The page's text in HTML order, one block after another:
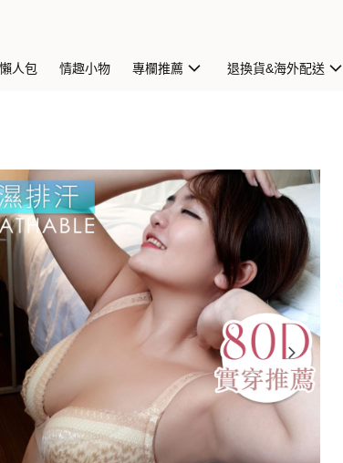
人包 情趣小物 專欄推薦 退換貨&海外配送